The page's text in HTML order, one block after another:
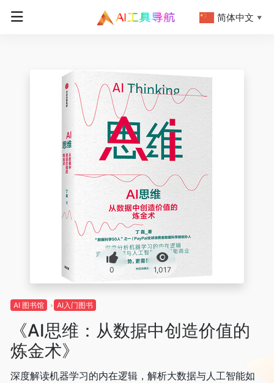
0 1,017
AI 图书馆 AI入门图书
《AI思维：从数据中创造价值的
炼金术》
深度解读机器学习的内在逻辑，解析大数据与人工智能如
简体中文 ▼